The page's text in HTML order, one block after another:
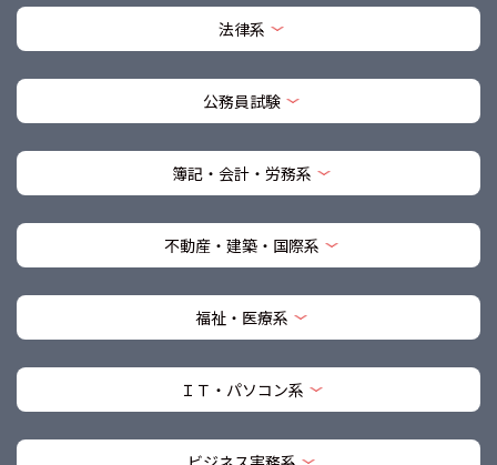
法律系
公務員試験
簿記・会計・労務系
不動産・建築・国際系
福祉・医療系
ＩＴ・パソコン系